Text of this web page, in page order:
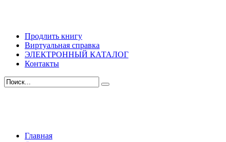
Продлить книгу
Виртуальная справка
ЭЛЕКТРОННЫЙ КАТАЛОГ
Контакты
Главная